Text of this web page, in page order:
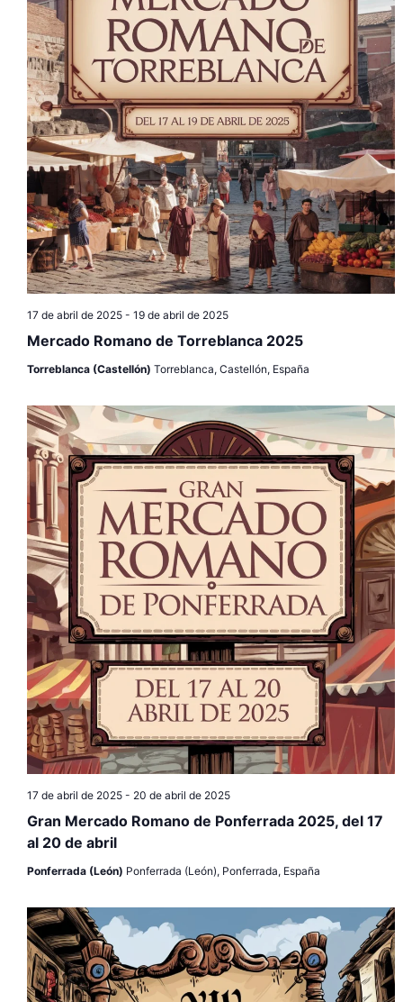
Mercado Romano de Torreblanca 2025
17 de abril de 2025- 19 de abril de 2025
Torreblanca (Castellón) Torreblanca, Castellón, España
Gran Mercado Romano de Ponferrada 2025, del 17
al 20 de abril
17 de abril de 2025- 20 de abril de 2025
Ponferrada (León) Ponferrada (León), Ponferrada, España